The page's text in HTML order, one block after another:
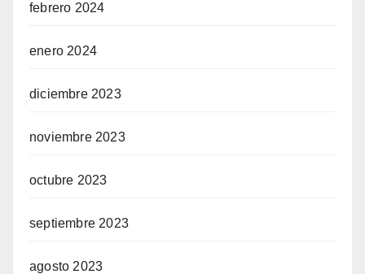
febrero 2024
enero 2024
diciembre 2023
noviembre 2023
octubre 2023
septiembre 2023
agosto 2023